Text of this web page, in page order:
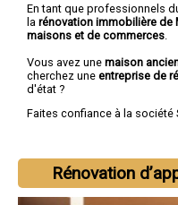
En tant que professionnels
la rénovation immobilière de
maisons et de commerces
Vous avez une maison
cherchez une entreprise de
d'état ?
Faites confiance à la société
Rénovation